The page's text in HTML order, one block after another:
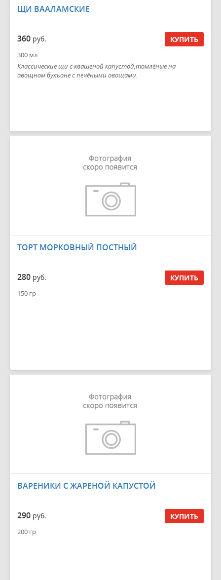
ЩИ ВААЛАМСКИЕ
360 руб. КУПИТЬ
300 мл
Классические щи с квашеной капустой,томлёные на
овощном бульоне с печёными овощами.
ТОРТ МОРКОВНЫЙ ПОСТНЫЙ
280 руб. КУПИТЬ
150 гр
ВАРЕНИКИ С ЖАРЕНОЙ КАПУСТОЙ
290 руб. КУПИТЬ
200 гр